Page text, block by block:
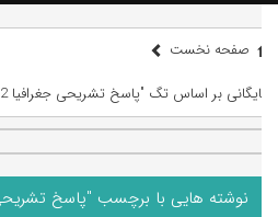
صفحه نخست
بایگانی بر اساس تگ "پاسخ تشریحی جغرافیا 2 پیش خرداد 97"
نوشته هایی با برچسب "پاسخ تشریحی جغرافیا 2